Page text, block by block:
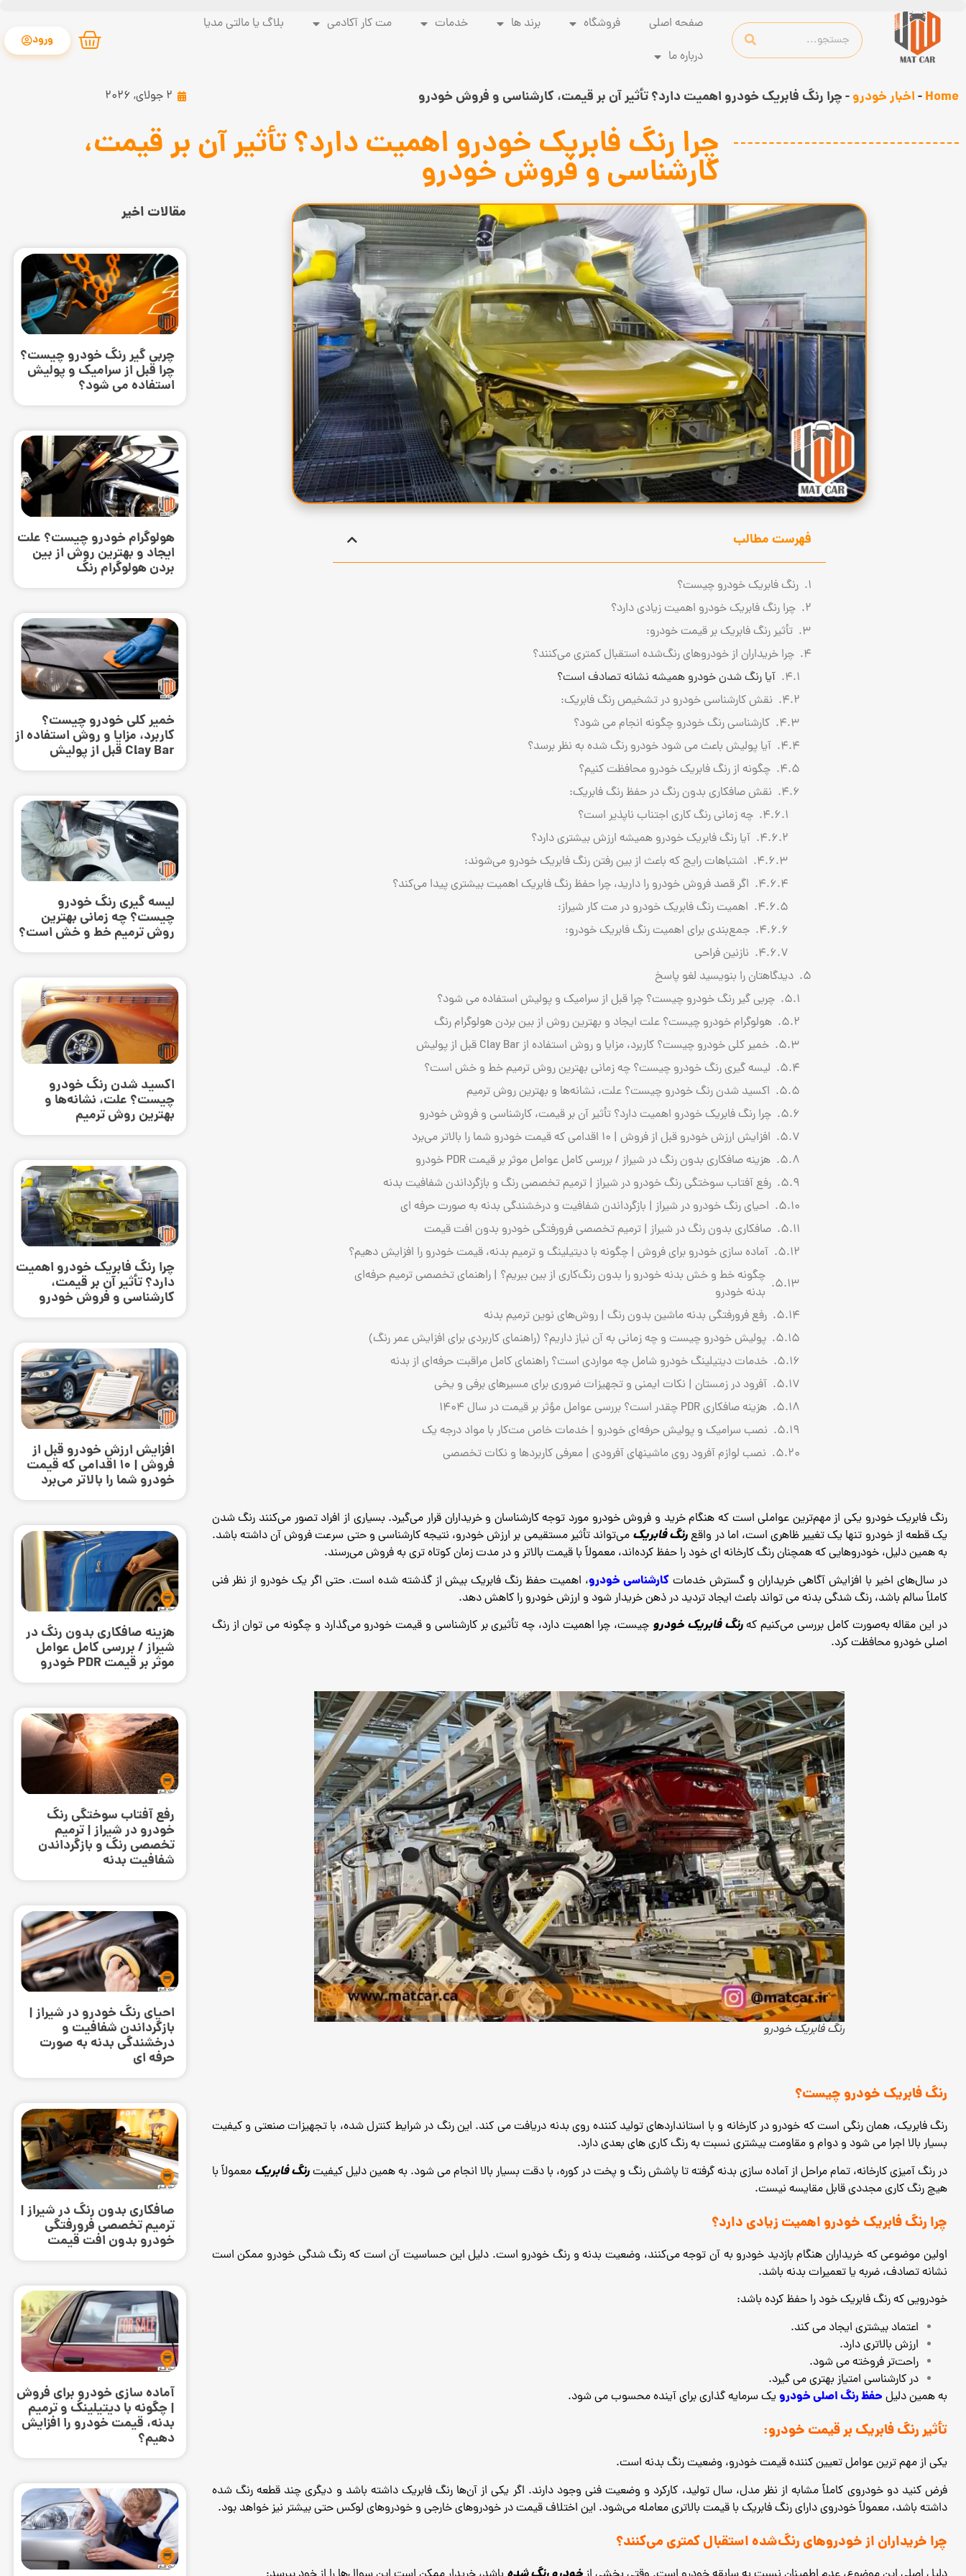
صفحه اصلی فروشگاه برند ها خدمات مت کار آکادمی
بلاگ یا مالتی مدیا
درباره ما
ورود
Home
-اخبار خودرو-چرا رنگ فابریک خودرو اهمیت دارد؟ تأثیر آن بر قیمت، کارشناسی و فروش خودرو 2 جولای, 2026
چرا رنگ فابریک خودرو اهمیت دارد؟ تأثیر آن بر قیمت،
کارشناسی و فروش خودرو
فهرست مطالب
رنگ فابریک خودرو چیست؟
چرا رنگ فابریک خودرو اهمیت زیادی دارد؟
تأثیر رنگ فابریک بر قیمت خودرو:
چرا خریداران از خودروهای رنگ‌شده استقبال کمتری می‌کنند؟
آیا رنگ شدن خودرو همیشه نشانه تصادف است؟
نقش کارشناسی خودرو در تشخیص رنگ فابریک:
کارشناسی رنگ خودرو چگونه انجام می ‌شود؟
آیا پولیش باعث می ‌شود خودرو رنگ ‌شده به نظر برسد؟
چگونه از رنگ فابریک خودرو محافظت کنیم؟
نقش صافکاری بدون رنگ در حفظ رنگ فابریک:
چه زمانی رنگ ‌کاری اجتناب ‌ناپذیر است؟
آیا رنگ فابریک خودرو همیشه ارزش بیشتری دارد؟
اشتباهات رایج که باعث از بین رفتن رنگ فابریک خودرو می‌شوند:
اگر قصد فروش خودرو را دارید، چرا حفظ رنگ فابریک اهمیت بیشتری پیدا می‌کند؟
اهمیت رنگ فابریک خودرو در مت کار شیراز:
جمع‌بندی برای اهمیت رنگ فابریک خودرو:
نازنین فراحی
دیدگاهتان را بنویسید لغو پاسخ
چربی گیر رنگ خودرو چیست؟ چرا قبل از سرامیک و پولیش استفاده می ‌شود؟
هولوگرام خودرو چیست؟ علت ایجاد و بهترین روش از بین بردن هولوگرام رنگ
خمیر کلی خودرو چیست؟ کاربرد، مزایا و روش استفاده از Clay Bar قبل از پولیش
لیسه گیری رنگ خودرو چیست؟ چه زمانی بهترین روش ترمیم خط و خش است؟
اکسید شدن رنگ خودرو چیست؟ علت، نشانه‌ها و بهترین روش ترمیم
چرا رنگ فابریک خودرو اهمیت دارد؟ تأثیر آن بر قیمت، کارشناسی و فروش خودرو
افزایش ارزش خودرو قبل از فروش | ۱۰ اقدامی که قیمت خودرو شما را بالاتر می‌برد
هزینه صافکاری بدون رنگ در شیراز / بررسی کامل عوامل موثر بر قیمت PDR خودرو
رفع آفتاب سوختگی رنگ خودرو در شیراز | ترمیم تخصصی رنگ و بازگرداندن شفافیت بدنه
احیای رنگ خودرو در شیراز | بازگرداندن شفافیت و درخشندگی بدنه به صورت حرفه‌ ای
صافکاری بدون رنگ در شیراز | ترمیم تخصصی فرورفتگی خودرو بدون افت قیمت
آماده سازی خودرو برای فروش | چگونه با دیتیلینگ و ترمیم بدنه، قیمت خودرو را افزایش دهیم؟
چگونه خط و خش بدنه خودرو را بدون رنگ‌کاری از بین ببریم؟ | راهنمای تخصصی ترمیم حرفه‌ای
بدنه خودرو
رفع فرورفتگی بدنه ماشین بدون رنگ | روش‌های نوین ترمیم بدنه
پولیش خودرو چیست و چه زمانی به آن نیاز داریم؟ (راهنمای کاربردی برای افزایش عمر رنگ)
خدمات دیتیلینگ خودرو شامل چه مواردی است؟ راهنمای کامل مراقبت حرفه‌ای از بدنه
آفرود در زمستان | نکات ایمنی و تجهیزات ضروری برای مسیرهای برفی و یخی
هزینه صافکاری PDR چقدر است؟ بررسی عوامل مؤثر بر قیمت در سال 1404
نصب سرامیک و پولیش حرفه‌ای خودرو | خدمات خاص مت‌کار با مواد درجه یک
نصب لوازم آفرود روی ماشینهای آفرودی | معرفی کاربردها و نکات تخصصی
رنگ فابریک خودرو یکی از مهم‌ترین عواملی است که هنگام خرید و فروش خودرو مورد توجه کارشناسان و خریداران قرار می‌گیرد. بسیاری از افراد تصور می‌کنند رنگ شدن
یک قطعه از خودرو تنها یک تغییر ظاهری است، اما در واقعرنگ فابریک می‌تواند تأثیر مستقیمی بر ارزش خودرو، نتیجه کارشناسی و حتی سرعت فروش آن داشته باشد.
به همین دلیل، خودروهایی که همچنان رنگ کارخانه ‌ای خود را حفظ کرده‌اند، معمولاً با قیمت بالاتر و در مدت زمان کوتاه ‌تری به فروش می‌رسند.
در سال‌های اخیر با افزایش آگاهی خریداران و گسترش خدمات کارشناسی خودرو، اهمیت حفظ رنگ فابریک بیش از گذشته شده است. حتی اگر یک خودرو از نظر فنی
کاملاً سالم باشد، رنگ ‌شدگی بدنه می ‌تواند باعث ایجاد تردید در ذهن خریدار شود و ارزش خودرو را کاهش دهد.
در این مقاله به‌صورت کامل بررسی می‌کنیم کهرنگ فابریک خودرو چیست، چرا اهمیت دارد، چه تأثیری بر کارشناسی و قیمت خودرو می‌گذارد و چگونه می ‌توان از رنگ
اصلی خودرو محافظت کرد.
رنگ فابریک خودرو
رنگ فابریک خودرو چیست؟
رنگ فابریک، همان رنگی است که خودرو در کارخانه و با استانداردهای تولید کننده روی بدنه دریافت می‌ کند. این رنگ در شرایط کنترل ‌شده، با تجهیزات صنعتی و کیفیت
بسیار بالا اجرا می ‌شود و دوام و مقاومت بیشتری نسبت به رنگ ‌کاری‌ های بعدی دارد.
در رنگ‌ آمیزی کارخانه، تمام مراحل از آماده ‌سازی بدنه گرفته تا پاشش رنگ و پخت در کوره، با دقت بسیار بالا انجام می‌ شود. به همین دلیل کیفیترنگ فابریک معمولاً با
هیچ رنگ ‌کاری مجددی قابل مقایسه نیست.
چرا رنگ فابریک خودرو اهمیت زیادی دارد؟
اولین موضوعی که خریداران هنگام بازدید خودرو به آن توجه می‌کنند، وضعیت بدنه و رنگ خودرو است. دلیل این حساسیت آن است که رنگ ‌شدگی خودرو ممکن است
نشانه تصادف، ضربه یا تعمیرات بدنه باشد.
خودرویی که رنگ فابریک خود را حفظ کرده باشد:
اعتماد بیشتری ایجاد می ‌کند.
ارزش بالاتری دارد.
راحت‌تر فروخته می ‌شود.
در کارشناسی امتیاز بهتری می ‌گیرد.
به همین دلیل حفظ رنگ اصلی خودرویک سرمایه ‌گذاری برای آینده محسوب می ‌شود.
تأثیر رنگ فابریک بر قیمت خودرو:
یکی از مهم ‌ترین عوامل تعیین کننده قیمت خودرو، وضعیت رنگ بدنه است.
فرض کنید دو خودروی کاملاً مشابه از نظر مدل، سال تولید، کارکرد و وضعیت فنی وجود دارند. اگر یکی از آن‌ها رنگ فابریک داشته باشد و دیگری چند قطعه رنگ شده
داشته باشد، معمولاً خودروی دارای رنگ فابریک با قیمت بالاتری معامله می‌شود. این اختلاف قیمت در خودروهای خارجی و خودروهای لوکس حتی بیشتر نیز خواهد بود.
چرا خریداران از خودروهای رنگ‌شده استقبال کمتری می‌کنند؟
مقالات اخیر
چربی گیر رنگ خودرو چیست؟
چرا قبل از سرامیک و پولیش
استفاده می ‌شود؟
هولوگرام خودرو چیست؟ علت
ایجاد و بهترین روش از بین
بردن هولوگرام رنگ
خمیر کلی خودرو چیست؟
کاربرد، مزایا و روش استفاده از
Clay Bar قبل از پولیش
لیسه گیری رنگ خودرو
چیست؟ چه زمانی بهترین
روش ترمیم خط و خش است؟
اکسید شدن رنگ خودرو
چیست؟ علت، نشانه‌ها و
بهترین روش ترمیم
چرا رنگ فابریک خودرو اهمیت
دارد؟ تأثیر آن بر قیمت،
کارشناسی و فروش خودرو
افزایش ارزش خودرو قبل از
فروش | ۱۰ اقدامی که قیمت
خودرو شما را بالاتر می‌برد
هزینه صافکاری بدون رنگ در
شیراز / بررسی کامل عوامل
موثر بر قیمت PDR خودرو
رفع آفتاب سوختگی رنگ
خودرو در شیراز | ترمیم
تخصصی رنگ و بازگرداندن
شفافیت بدنه
احیای رنگ خودرو در شیراز |
بازگرداندن شفافیت و
درخشندگی بدنه به صورت
حرفه‌ ای
صافکاری بدون رنگ در شیراز |
ترمیم تخصصی فرورفتگی
خودرو بدون افت قیمت
آماده سازی خودرو برای فروش
| چگونه با دیتیلینگ و ترمیم
بدنه، قیمت خودرو را افزایش
دهیم؟